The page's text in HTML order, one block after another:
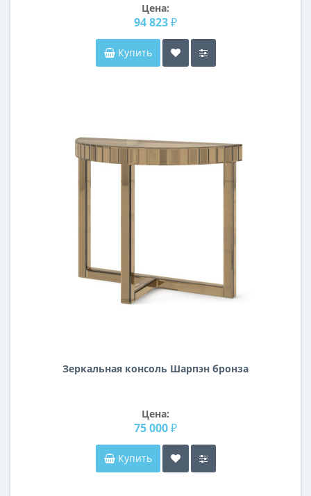
Цена:
94 823 ₽
Купить
Зеркальная консоль Шарпэн бронза
Цена:
75 000 ₽
Купить